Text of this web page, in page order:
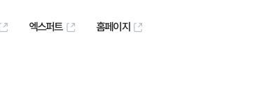
엑스퍼트 홈페이지